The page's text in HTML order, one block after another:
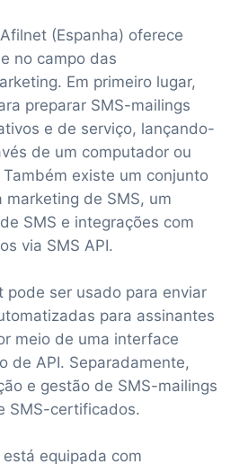
(Espanha) oferece
no campo das
Em primeiro lugar,
preparar SMS-mailings
e de serviço, lançando-
de um computador ou
existe um conjunto
de SMS, um
SMS e integrações com
via SMS API.
pode ser usado para enviar
para assinantes
meio de uma interface
de API. Separadamente,
e gestão de SMS-mailings
SMS-certificados.
equipada com